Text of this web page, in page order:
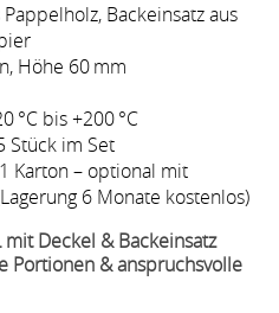
Backeinsatz aus
Höhe 60 mm
°C bis +200 °C
Stück im Set
Karton – optional mit
6 Monate kostenlos)
Deckel & Backeinsatz
Portionen & anspruchsvolle